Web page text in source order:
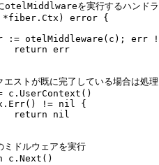
otelMiddlwareを実行するハンド
*fiber . Ctx ) error {
:= otelMiddleware ( c ); err
			return
err
エストが既に完了している場合は処
c . UserContext ()
. Err() != nil {
			return
nil
ミドルウェアを実行
c . Next ()